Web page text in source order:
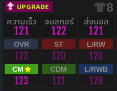
UPGRADE 8
ความเร็ว
121
จบสกอร์
122
ส่งบอล
121
OVR
123
ST
120
L/RW
120
CM
123
CDM
121
L/RWB
120